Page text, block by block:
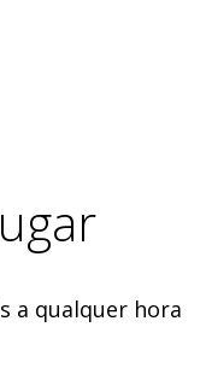
a qualquer hora